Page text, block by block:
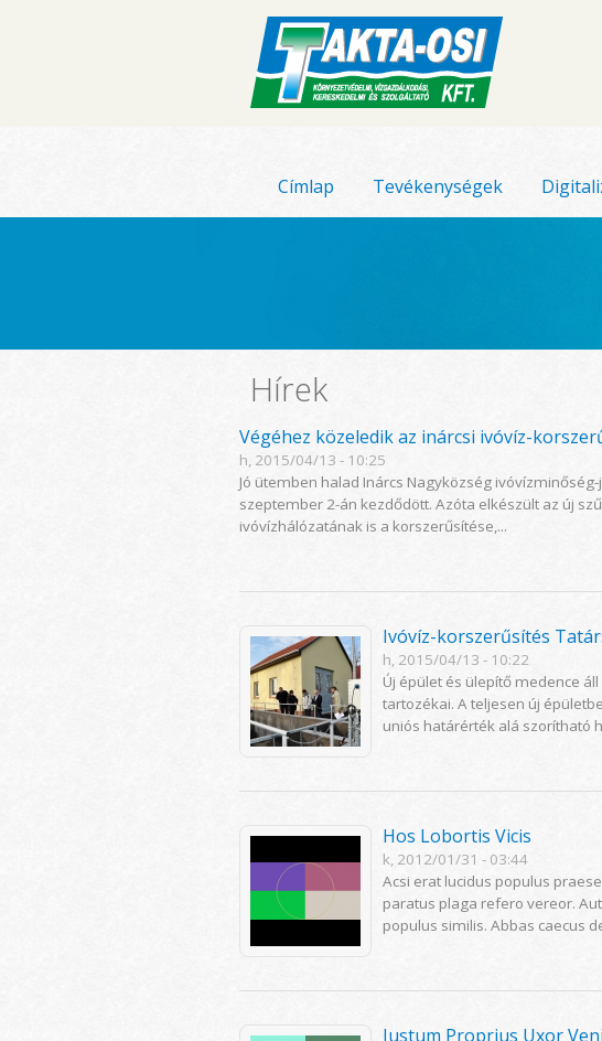
Címlap Tevékenységek
Hírek
Végéhez közeledik az inárcsi ivóvíz-
h, 2015/04/13 - 10:25
Jó ütemben halad Inárcs Nagyközség
szeptember 2-án kezdődött. Azóta elkészült az új
ivóvízhálózatának is a korszerűsítése,...
Ivóvíz-korszerűsítés
h, 2015/04/13 - 10:22
Új épület és ülepítő medence
tartozékai. A teljesen új
uniós határérték alá szorítható
Hos Lobortis Vicis
k, 2012/01/31 - 03:44
Acsi erat lucidus populus
paratus plaga refero vereor.
populus similis. Abbas caecus
Iustum Proprius Uxor